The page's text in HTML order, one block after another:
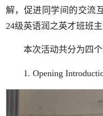
解，促进同学间的交流
24级英语润之英才班班
本次活动共分为四个
1. Opening